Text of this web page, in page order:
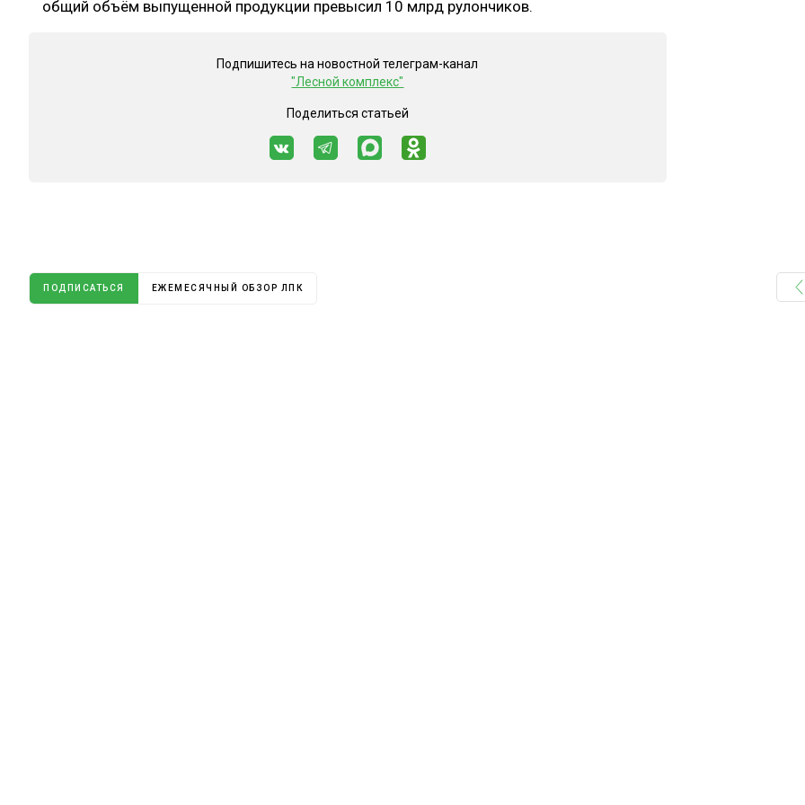
общий объём выпущенной продукции превысил 10 млрд рулончиков.
Подпишитесь на новостной телеграм-канал
"Лесной комплекс"
Поделиться статьей
ПОДПИСАТЬСЯ ЕЖЕМЕСЯЧНЫЙ ОБЗОР ЛПК